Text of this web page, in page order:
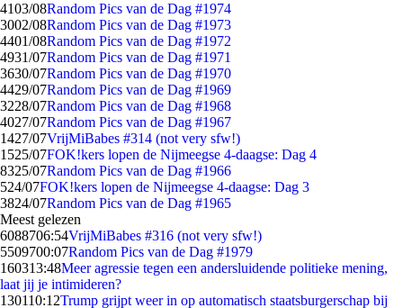
4103/08Random Pics van de Dag #1974
3002/08Random Pics van de Dag #1973
4401/08Random Pics van de Dag #1972
4931/07Random Pics van de Dag #1971
3630/07Random Pics van de Dag #1970
4429/07Random Pics van de Dag #1969
3228/07Random Pics van de Dag #1968
4027/07Random Pics van de Dag #1967
1427/07VrijMiBabes #314 (not very sfw!)
1525/07FOK!kers lopen de Nijmeegse 4-daagse: Dag 4
8325/07Random Pics van de Dag #1966
524/07FOK!kers lopen de Nijmeegse 4-daagse: Dag 3
3824/07Random Pics van de Dag #1965
Meest gelezen
6088706:54VrijMiBabes #316 (not very sfw!)
5509700:07Random Pics van de Dag #1979
160313:48Meer agressie tegen een andersluidende politieke mening,
laat jij je intimideren?
130110:12Trump grijpt weer in op automatisch staatsburgerschap bij